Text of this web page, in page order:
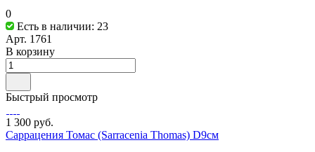
0
Есть в наличии: 23
Арт. 1761
В корзину
Быстрый просмотр
1 300 руб.
Саррацения Томас (Sarracenia Thomas) D9cм